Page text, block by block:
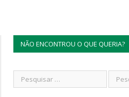
NÃO ENCONTROU O QUE QUERIA?